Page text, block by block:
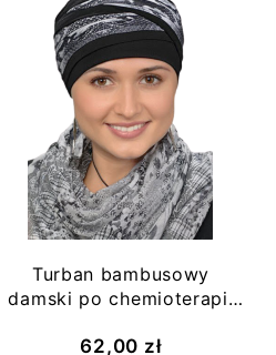
90A 95A
Turban bambusowy
damski po chemioterapii
62,00 zł